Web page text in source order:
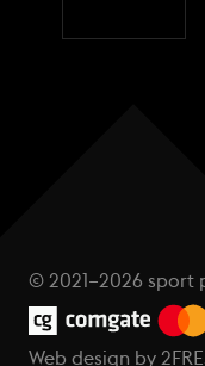
© 2021–2026 sport
Web design by